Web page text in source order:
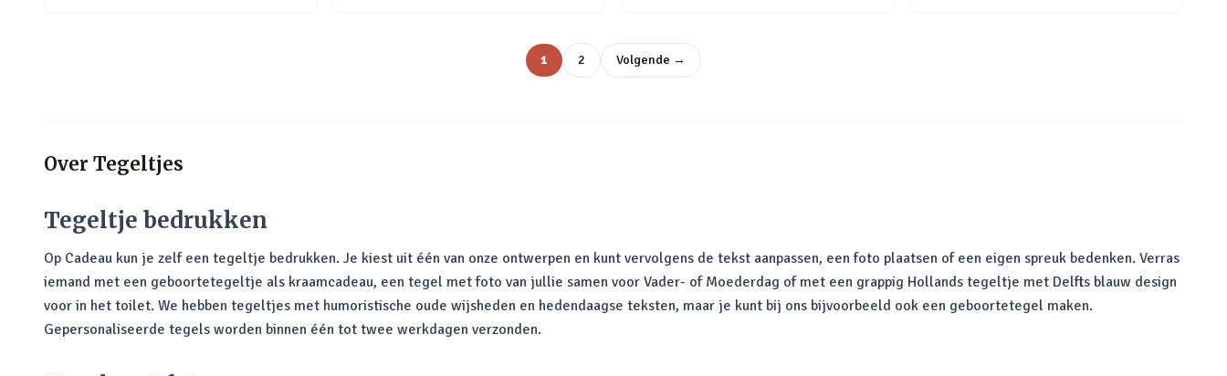
1 2 Volgende →
Over Tegeltjes
Tegeltje bedrukken
Op Cadeau kun je zelf een tegeltje bedrukken. Je kiest uit één van onze ontwerpen en kunt vervolgens de tekst aanpassen, een foto plaatsen of een eigen spreuk bedenken. Verras
iemand met een geboortetegeltje als kraamcadeau, een tegel met foto van jullie samen voor Vader- of Moederdag of met een grappig Hollands tegeltje met Delfts blauw design
voor in het toilet. We hebben tegeltjes met humoristische oude wijsheden en hedendaagse teksten, maar je kunt bij ons bijvoorbeeld ook een geboortetegel maken.
Gepersonaliseerde tegels worden binnen één tot twee werkdagen verzonden.